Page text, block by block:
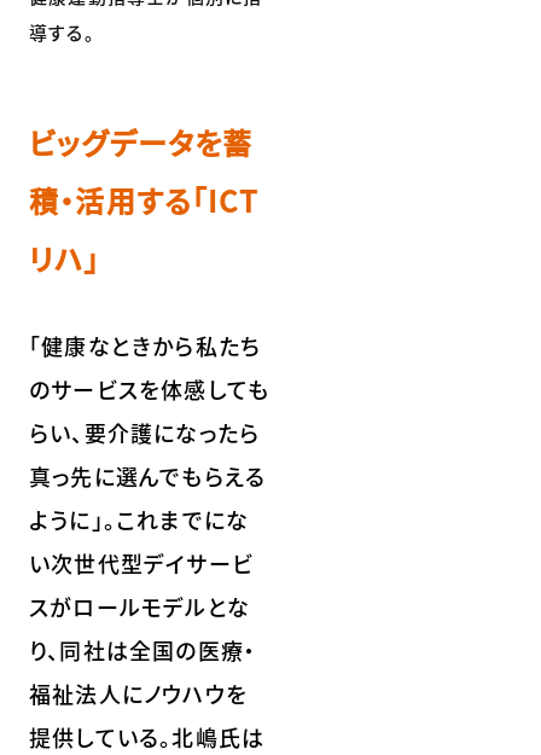
導する。
ビッグデータを蓄
積・活用する「ICT
リハ」
「健康なときから私たち
のサービスを体感しても
らい、要介護になったら
真っ先に選んでもらえる
ように」。これまでにな
い次世代型デイサービ
スがロールモデルとな
り、同社は全国の医療・
福祉法人にノウハウを
提供している。北嶋氏は